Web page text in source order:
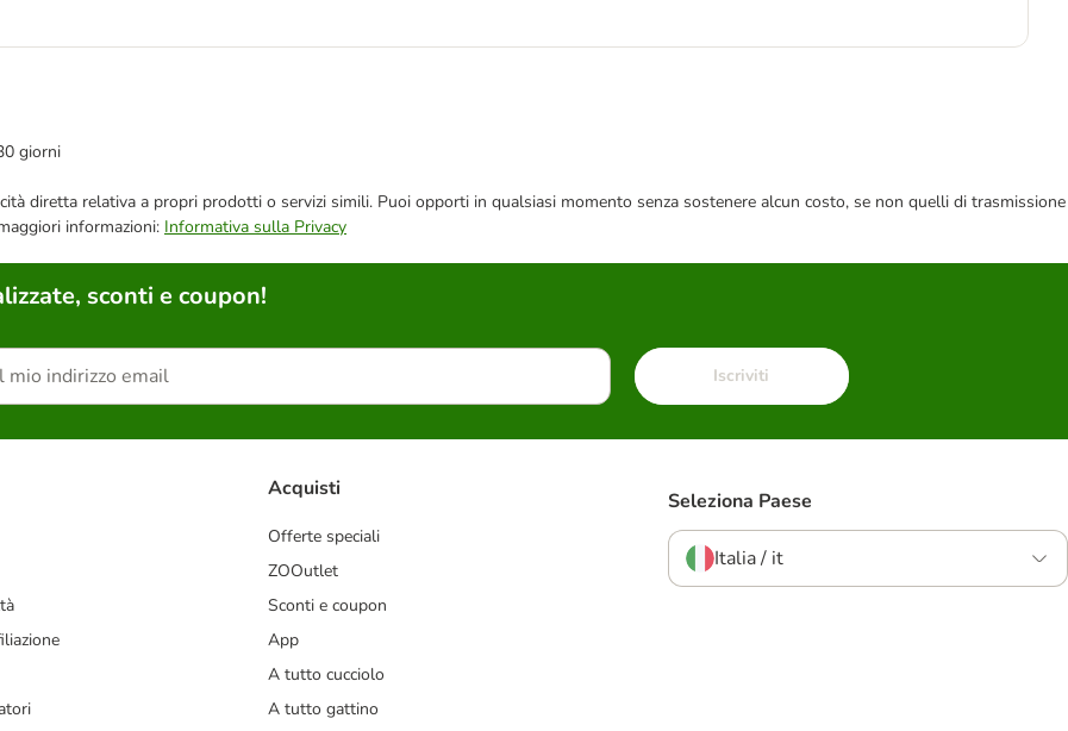
giorni
diretta relativa a propri prodotti o servizi simili. Puoi opporti in qualsiasi momento senza sostenere alcun costo, se non quelli di trasmissione
informazioni: Informativa sulla Privacy
sconti e coupon!
Iscriviti
Acquisti
Offerte speciali
ZOOutlet
Sconti e coupon
App
A tutto cucciolo
A tutto gattino
Seleziona Paese
Italia / it